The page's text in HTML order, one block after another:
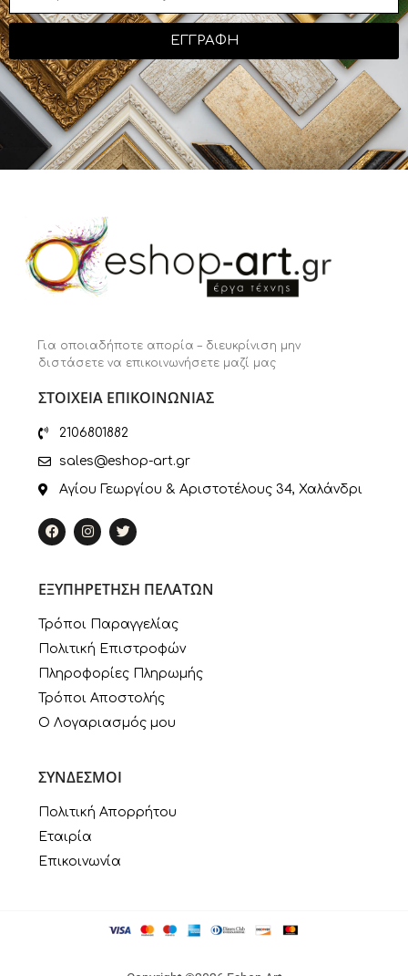
ΕΓΓΡΑΦΗ
Για οποιαδήποτε απορία – διευκρίνιση μην
διστάσετε να επικοινωνήσετε μαζί μας
ΣΤΟΙΧΕΙΑ ΕΠΙΚΟΙΝΩΝΙΑΣ
2106801882
sales@eshop-art.gr
Αγίου Γεωργίου & Αριστοτέλους 34, Χαλάνδρι
ΕΞΥΠΗΡΕΤΗΣΗ ΠΕΛΑΤΩΝ
Τρόποι Παραγγελίας
Πολιτική Επιστροφών
Πληροφορίες Πληρωμής
Τρόποι Αποστολής
Ο Λογαριασμός μου
ΣΥΝΔΕΣΜΟΙ
Πολιτική Απορρήτου
Εταιρία
Επικοινωνία